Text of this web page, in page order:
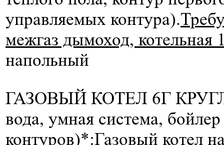
управляемых контура).
межгаз дымоход, котельная
напольный
ГАЗОВЫЙ КОТЕЛ 6Г
вода, умная система,
контуров)*:Газовый котел